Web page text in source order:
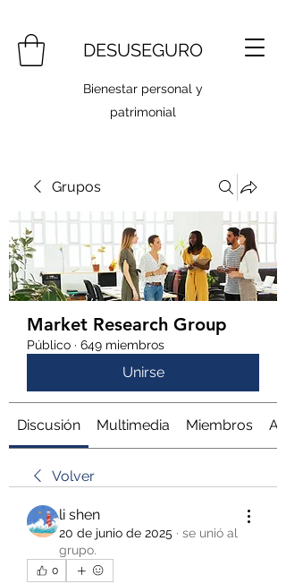
DESUSEGURO
Bienestar personal y
patrimonial
Grupos
Market Research Group
Público · 649 miembros
Unirse
Discusión Multimedia Miembros
Volver
li shen
20 de junio de 2025 · se unió al
grupo.
0